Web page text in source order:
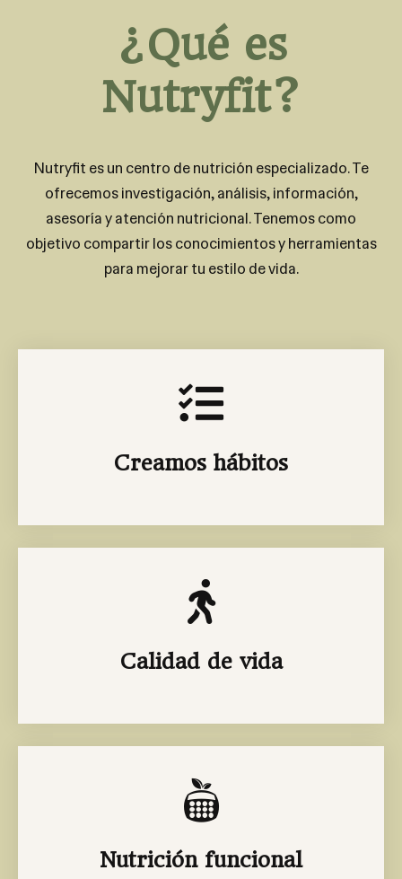
¿Qué es
Nutryfit?
Nutryfit es un centro de nutrición especializado. Te
ofrecemos investigación, análisis, información,
asesoría y atención nutricional. Tenemos como
objetivo compartir los conocimientos y herramientas
para mejorar tu estilo de vida.
Creamos hábitos
Calidad de vida
Nutrición funcional